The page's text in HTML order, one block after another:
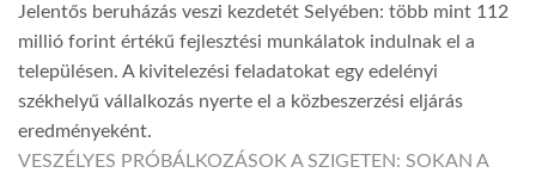
Jelentős beruházás veszi kezdetét Selyében: több mint 112
millió forint értékű fejlesztési munkálatok indulnak el a
településen. A kivitelezési feladatokat egy edelényi
székhelyű vállalkozás nyerte el a közbeszerzési eljárás
eredményeként.
VESZÉLYES PRÓBÁLKOZÁSOK A SZIGETEN: SOKAN A